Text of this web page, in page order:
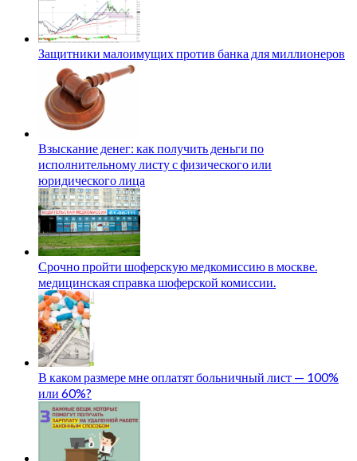
Защитники малоимущих против банка для миллионеров
Взыскание денег: как получить деньги по
исполнительному листу с физического или
юридического лица
Срочно пройти шоферскую медкомиссию в москве.
медицинская справка шоферской комиссии.
В каком размере мне оплатят больничный лист — 100%
или 60%?